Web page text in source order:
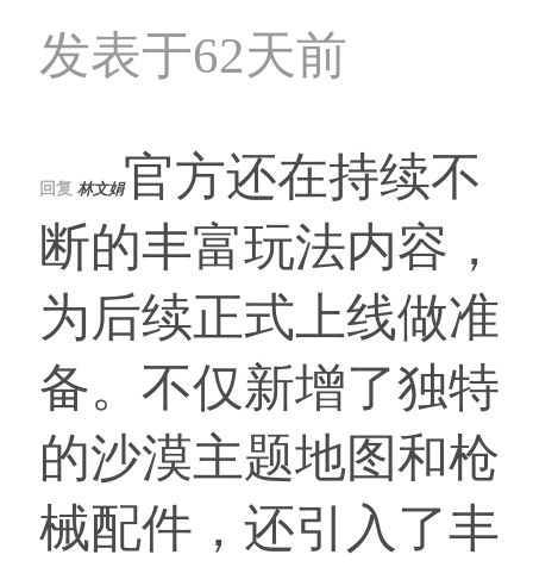
发表于62天前
回复 林文娟官方还在持续不
断的丰富玩法内容，
为后续正式上线做准
备。不仅新增了独特
的沙漠主题地图和枪
械配件，还引入了丰